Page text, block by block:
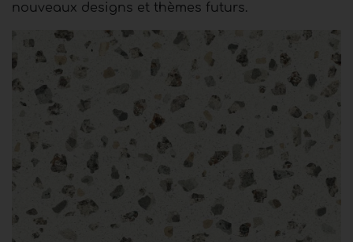
nouveaux designs et thèmes futurs.